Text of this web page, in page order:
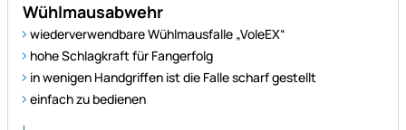
Wühlmausabwehr
wiederverwendbare Wühlmausfalle „VoleEX“
hohe Schlagkraft für Fangerfolg
in wenigen Handgriffen ist die Falle scharf gestellt
einfach zu bedienen